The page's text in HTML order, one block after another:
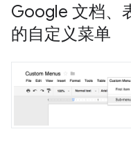
Google 文档、
的自定义菜单